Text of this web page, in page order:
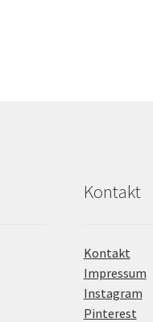
Kontakt
Kontakt
Impressum
Instagram
Pinterest